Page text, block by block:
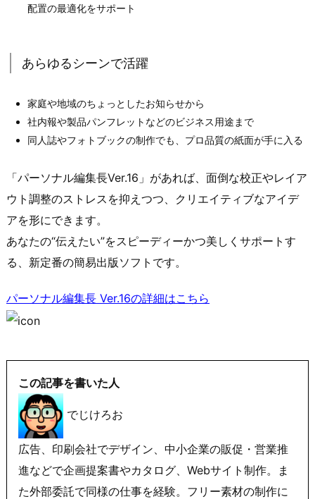
配置の最適化をサポート
あらゆるシーンで活躍
家庭や地域のちょっとしたお知らせから
社内報や製品パンフレットなどのビジネス用途まで
同人誌やフォトブックの制作でも、プロ品質の紙面が手に入る
「パーソナル編集長Ver.16」があれば、面倒な校正やレイア
ウト調整のストレスを抑えつつ、クリエイティブなアイデ
アを形にできます。
あなたの“伝えたい”をスピーディーかつ美しくサポートす
る、新定番の簡易出版ソフトです。
パーソナル編集長 Ver.16の詳細はこちら
この記事を書いた人
でじけろお
広告、印刷会社でデザイン、中小企業の販促・営業推
進などで企画提案書やカタログ、Webサイト制作。ま
た外部委託で同様の仕事を経験。フリー素材の制作に